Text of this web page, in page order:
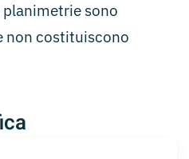
sono
non costituiscono